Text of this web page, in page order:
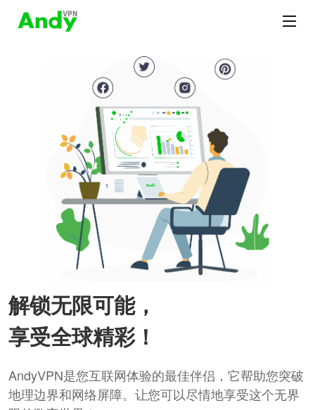
解锁无限可能，
享受全球精彩！
AndyVPN是您互联网体验的最佳伴侣，它帮助您突破
地理边界和网络屏障。让您可以尽情地享受这个无界